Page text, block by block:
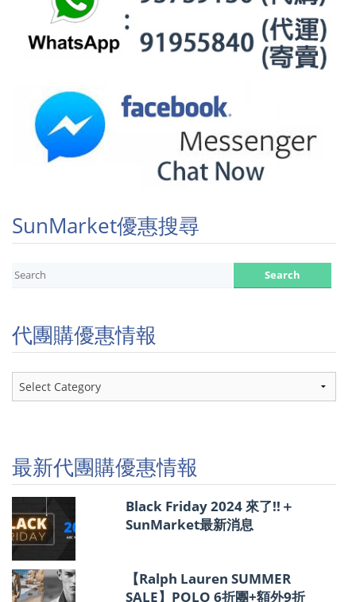
SunMarket優惠搜尋
代團購優惠情報
代
團
情
報
最新代團購優惠情報
Black Friday 2024 來了!!＋
SunMarket最新消息
【Ralph Lauren SUMMER
SALE】POLO 6折團+額外9折